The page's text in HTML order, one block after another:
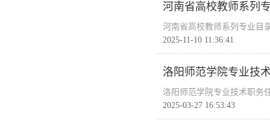
河南省高校教师系列
河南省高校教师系列专业目
2025-11-10 11:36:41
洛阳师范学院专业技
洛阳师范学院专业技术职务
2025-03-27 16:53:43